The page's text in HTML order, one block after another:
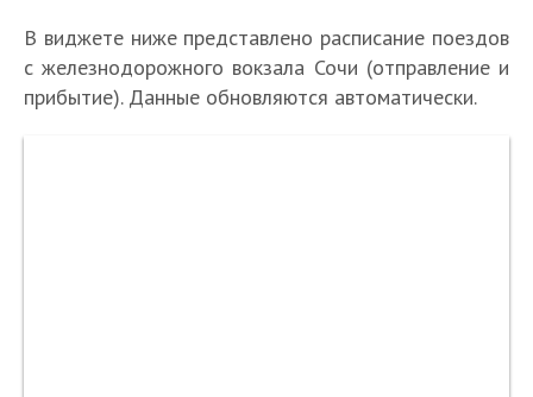
В виджете ниже представлено расписание поездов
с железнодорожного вокзала Сочи (отправление и
прибытие). Данные обновляются автоматически.